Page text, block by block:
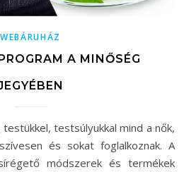
WEBÁRUHÁZ
A MINŐSÉG
és sokat foglalkoznak. A
módszerek és termékek